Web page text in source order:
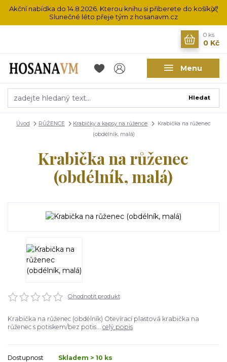
Akční nabídka do 14.8.2026. Kterou knihu si přiberete do košíku?
Slunečné léto přeje tým z hosanavm.cz
Menu
Hledat
0 ks
0 Kč
Úvod RŮŽENCE Krabičky a kapsy na růžence
Krabička na růženec
(obdélník, malá)
Krabička na růženec
(obdélník, malá)
Ohodnotit produkt
Krabička na růženec (obdélník) Otevírací plastová krabička na
růženec s potiskem/bez potis... celý popis
Dostupnost
Skladem > 10 ks